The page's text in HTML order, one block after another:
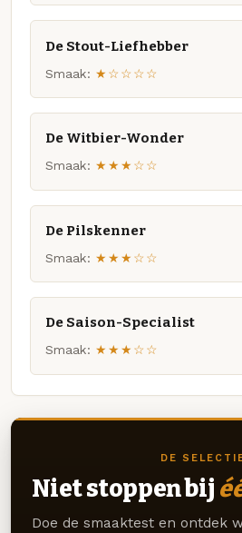
De Stout-Liefhebber
Smaak: ★☆☆☆☆
De Witbier-Wonder
Smaak: ★★★☆☆
De Pilskenner
Smaak: ★★★☆☆
De Saison-Specialist
Smaak: ★★★☆☆
DE
Niet stoppen bij
Doe de smaaktest en ontdek